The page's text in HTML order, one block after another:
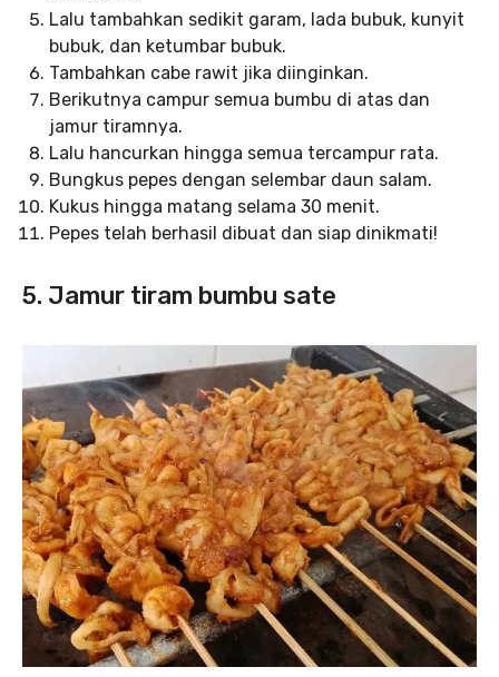
Lalu tambahkan sedikit garam, lada bubuk, kunyit
bubuk, dan ketumbar bubuk.
Tambahkan cabe rawit jika diinginkan.
Berikutnya campur semua bumbu di atas dan
jamur tiramnya.
Lalu hancurkan hingga semua tercampur rata.
Bungkus pepes dengan selembar daun salam.
Kukus hingga matang selama 30 menit.
Pepes telah berhasil dibuat dan siap dinikmati!
5. Jamur tiram bumbu sate